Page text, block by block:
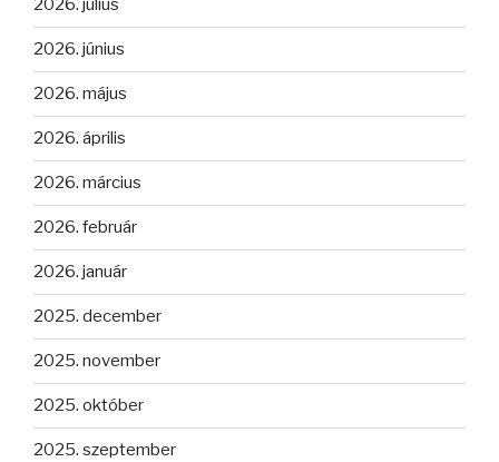
2026. július
2026. június
2026. május
2026. április
2026. március
2026. február
2026. január
2025. december
2025. november
2025. október
2025. szeptember